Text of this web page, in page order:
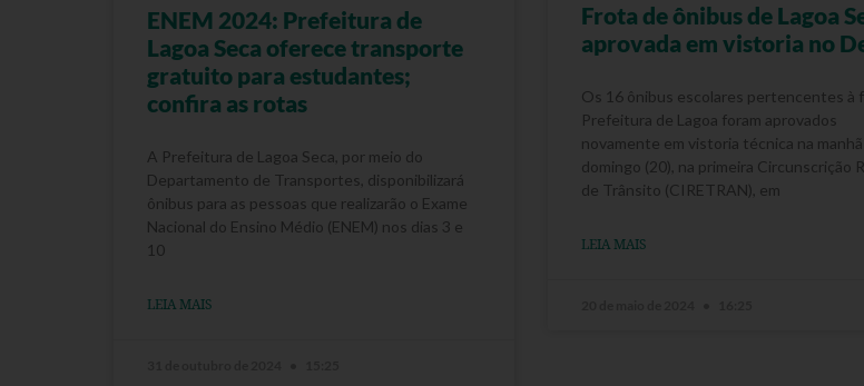
ENEM 2024: Prefeitura de
Lagoa Seca oferece transporte
gratuito para estudantes;
confira as rotas
A Prefeitura de Lagoa Seca, por meio do
Departamento de Transportes, disponibilizará
ônibus para as pessoas que realizarão o Exame
Nacional do Ensino Médio (ENEM) nos dias 3 e
10
LEIA MAIS
Frota de ônibus de Lagoa
aprovada em vistoria no
Os 16 ônibus escolares pertencentes à
Prefeitura de Lagoa foram aprovados
novamente em vistoria técnica na
domingo (20), na primeira Circunscrição
de Trânsito (CIRETRAN), em
LEIA MAIS